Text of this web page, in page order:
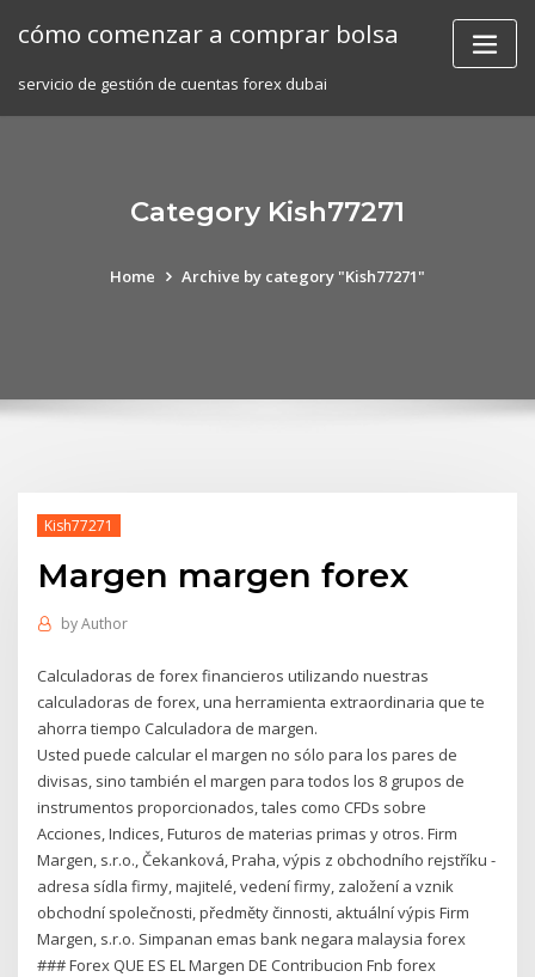
cómo comenzar a comprar bolsa
servicio de gestión de cuentas forex dubai
Category Kish77271
Home Archive by category "Kish77271"
Kish77271
Margen margen forex
byAuthor
Calculadoras de forex financieros utilizando nuestras
calculadoras de forex, una herramienta extraordinaria que te
ahorra tiempo Calculadora de margen.
Usted puede calcular el margen no sólo para los pares de
divisas, sino también el margen para todos los 8 grupos de
instrumentos proporcionados, tales como CFDs sobre
Acciones, Indices, Futuros de materias primas y otros. Firm
Margen, s.r.o., Čekanková, Praha, výpis z obchodního rejstříku -
adresa sídla firmy, majitelé, vedení firmy, založení a vznik
obchodní společnosti, předměty činnosti, aktuální výpis Firm
Margen, s.r.o. Simpanan emas bank negara malaysia forex
### Forex QUE ES EL Margen DE Contribucion Fnb forex